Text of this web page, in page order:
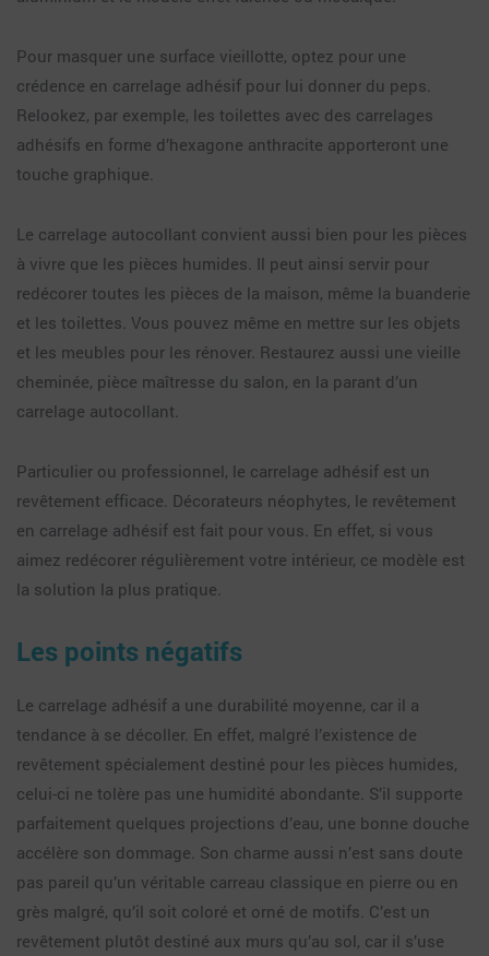
Pour masquer une surface vieillotte, optez pour une
crédence en carrelage adhésif pour lui donner du peps.
Relookez, par exemple, les toilettes avec des carrelages
adhésifs en forme d’hexagone anthracite apporteront une
touche graphique.
Le carrelage autocollant convient aussi bien pour les pièces
à vivre que les pièces humides. Il peut ainsi servir pour
redécorer toutes les pièces de la maison, même la buanderie
et les toilettes. Vous pouvez même en mettre sur les objets
et les meubles pour les rénover. Restaurez aussi une vieille
cheminée, pièce maîtresse du salon, en la parant d’un
carrelage autocollant.
Particulier ou professionnel, le carrelage adhésif est un
revêtement efficace. Décorateurs néophytes, le revêtement
en carrelage adhésif est fait pour vous. En effet, si vous
aimez redécorer régulièrement votre intérieur, ce modèle est
la solution la plus pratique.
Les points négatifs
Le carrelage adhésif a une durabilité moyenne, car il a
tendance à se décoller. En effet, malgré l’existence de
revêtement spécialement destiné pour les pièces humides,
celui-ci ne tolère pas une humidité abondante. S’il supporte
parfaitement quelques projections d’eau, une bonne douche
accélère son dommage. Son charme aussi n’est sans doute
pas pareil qu’un véritable carreau classique en pierre ou en
grès malgré, qu’il soit coloré et orné de motifs. C’est un
revêtement plutôt destiné aux murs qu’au sol, car il s’use